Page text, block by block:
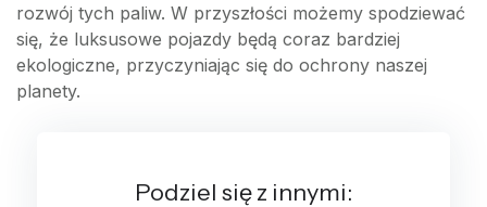
rozwój tych paliw. W przyszłości możemy spodziewać
się, że luksusowe pojazdy będą coraz bardziej
ekologiczne, przyczyniając się do ochrony naszej
planety.
Podziel się z innymi: